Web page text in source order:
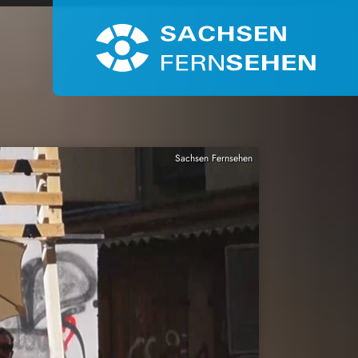
Sachsen Fernsehen